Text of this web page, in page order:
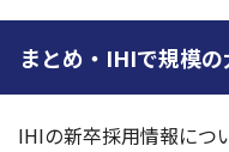
まとめ・IHIで規模の
IHIの新卒採用情報につ